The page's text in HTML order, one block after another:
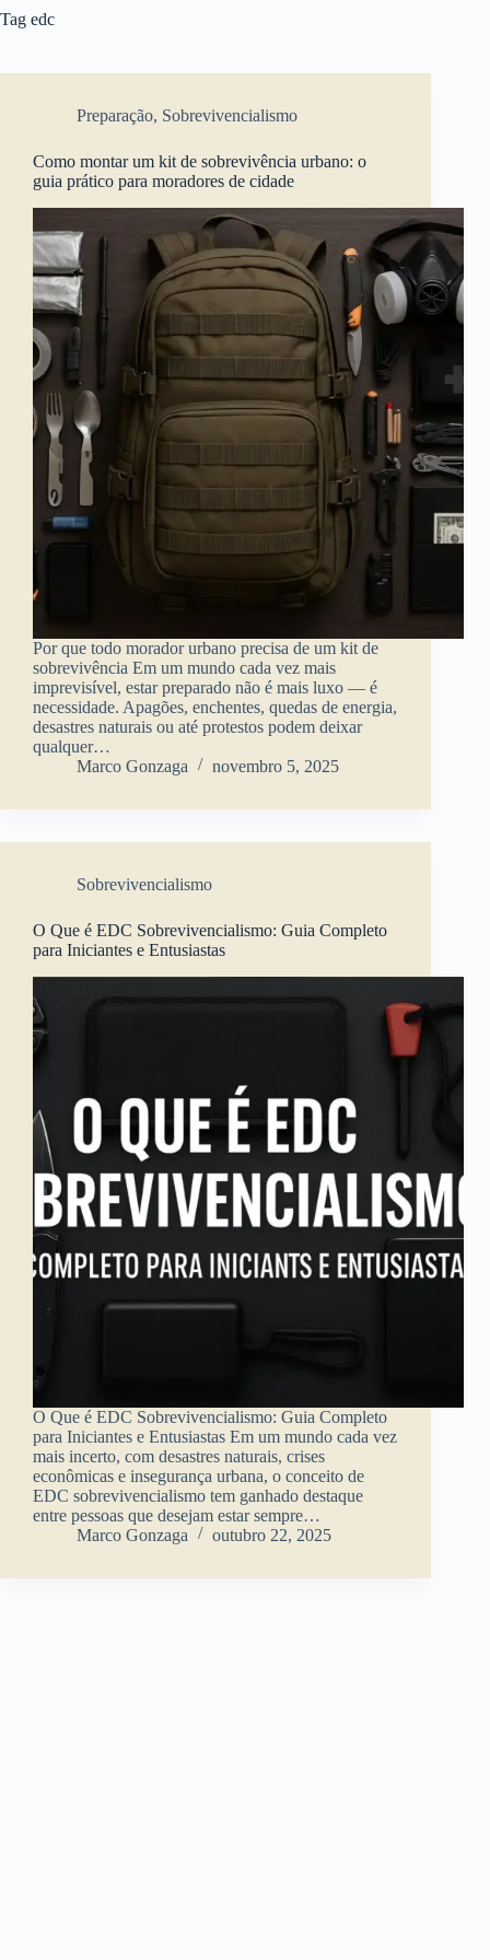
Tag edc
Preparação, Sobrevivencialismo
Como montar um kit de sobrevivência urbano: o
guia prático para moradores de cidade
Por que todo morador urbano precisa de um kit de
sobrevivência Em um mundo cada vez mais
imprevisível, estar preparado não é mais luxo — é
necessidade. Apagões, enchentes, quedas de energia,
desastres naturais ou até protestos podem deixar
qualquer…
Marco Gonzaga
novembro 5, 2025
Sobrevivencialismo
O Que é EDC Sobrevivencialismo: Guia Completo
para Iniciantes e Entusiastas
O Que é EDC Sobrevivencialismo: Guia Completo
para Iniciantes e Entusiastas Em um mundo cada vez
mais incerto, com desastres naturais, crises
econômicas e insegurança urbana, o conceito de
EDC sobrevivencialismo tem ganhado destaque
entre pessoas que desejam estar sempre…
Marco Gonzaga
outubro 22, 2025